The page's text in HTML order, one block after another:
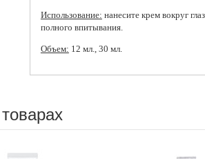
Использование: нанесите крем вокруг
полного впитывания.
Объем: 12 мл., 30 мл.